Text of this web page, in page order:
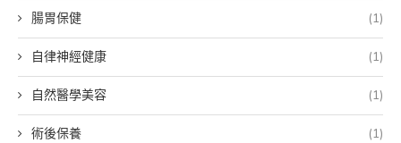
腸胃保健 (1)
自律神經健康 (1)
自然醫學美容 (1)
術後保養 (1)